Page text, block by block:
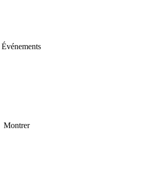
Événements
Montrer